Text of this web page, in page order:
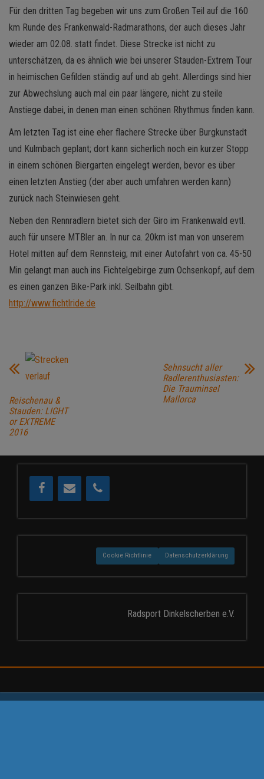
Für den dritten Tag begeben wir uns zum Großen Teil auf die 160
km Runde des Frankenwald-Radmarathons, der auch dieses Jahr
wieder am 02.08. statt findet. Diese Strecke ist nicht zu
unterschätzen, da es ähnlich wie bei unserer Stauden-Extrem Tour
in heimischen Gefilden ständig auf und ab geht. Allerdings sind hier
zur Abwechslung auch mal ein paar längere, nicht zu steile
Anstiege dabei, in denen man einen schönen Rhythmus finden kann.
Am letzten Tag ist eine eher flachere Strecke über Burgkunstadt
und Kulmbach geplant; dort kann sicherlich noch ein kurzer Stopp
in einem schönen Biergarten eingelegt werden, bevor es über
einen letzten Anstieg (der aber auch umfahren werden kann)
zurück nach Steinwiesen geht.
Neben den Rennradlern bietet sich der Giro im Frankenwald evtl.
auch für unsere MTBler an. In nur ca. 20km ist man von unserem
Hotel mitten auf dem Rennsteig; mit einer Autofahrt von ca. 45-50
Min gelangt man auch ins Fichtelgebirge zum Ochsenkopf, auf dem
es einen ganzen Bike-Park inkl. Seilbahn gibt.
http://www.fichtlride.de
Reischenau &
Stauden: LIGHT
or EXTREME
2016
Sehnsucht aller
Radlerenthusiasten:
Die Trauminsel
Mallorca
Cookie Richtlinie Datenschutzerklärung
Radsport Dinkelscherben e.V.